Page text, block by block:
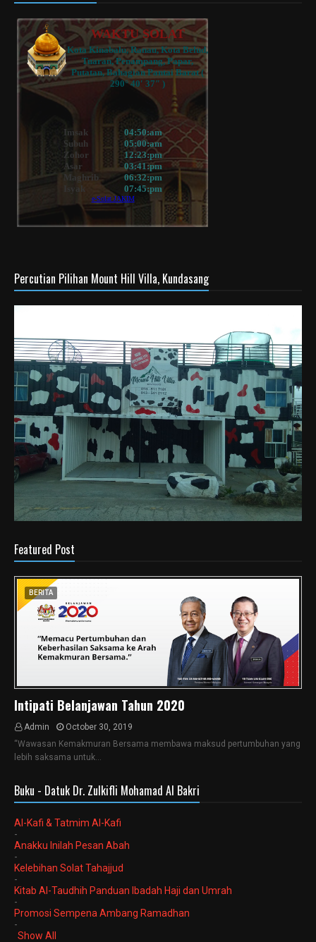
Percutian Pilihan Mount Hill Villa, Kundasang
Featured Post
BERITA
Intipati Belanjawan Tahun 2020
Admin
October 30, 2019
“Wawasan Kemakmuran Bersama membawa maksud pertumbuhan yang
lebih saksama untuk…
Buku - Datuk Dr. Zulkifli Mohamad Al Bakri
Al-Kafi & Tatmim Al-Kafi
-
Anakku Inilah Pesan Abah
-
Kelebihan Solat Tahajjud
-
Kitab Al-Taudhih Panduan Ibadah Haji dan Umrah
-
Promosi Sempena Ambang Ramadhan
-
Show All